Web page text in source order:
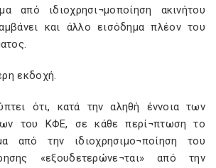
από ιδιοχρησι¬μοποίηση ακινήτου
και άλλο εισόδημα πλέον του
εκδοχή.
ότι, κατά την αληθή έννοια των
του ΚΦΕ, σε κάθε περί¬πτωση το
από την ιδιοχρησιμο¬ποίηση του
«εξουδετερώνε¬ται» από την